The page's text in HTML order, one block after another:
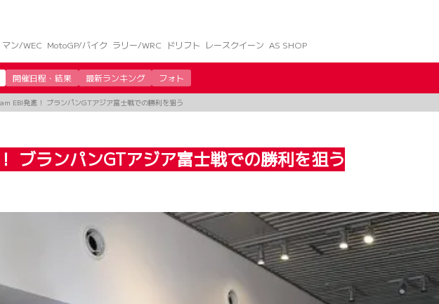
マン/WEC MotoGP/バイク ラリー/WRC ドリフト レースクイーン AS SHOP
開催日程・結果 最新ランキング フォト
EBI発進！ ブランパンGTアジア富士戦での勝利を狙う
ブランパンGTアジア富士戦での勝利を狙う